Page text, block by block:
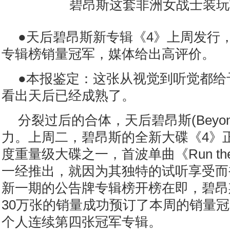
碧昂斯这套非洲女战士装
●天后碧昂斯新专辑《4》上周发行
专辑榜销量冠军，媒体给出高评价。
●本报鉴定：这张从视觉到听觉都
看出天后已经成熟了。
分裂过后的合体，天后碧昂斯
力。上周二，碧昂斯的全新大碟《4》
度重量级大碟之一，首波单曲《Run
一经推出，就因为其独特的试听享受
新一期的公告牌专辑榜开榜在即，碧
30万张的销量成功预订了本周的销量
个人连续第四张冠军专辑。